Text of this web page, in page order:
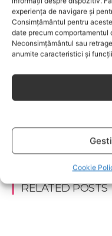
experiența de navigare și
Consimțământul pentru
date precum comportamentul
Neconsimțământul sau
anumite caracteristici și
Cookie
dedicat creşterii şi
la vârsta şcolară.
se descurce cu propriul
încât să crească perfect
captivant în care poţi
este un capitol
întreagă de sfaturi
capitol fascinant
SĂ PREVII! –sunt
copiilor,
RELATED POSTS